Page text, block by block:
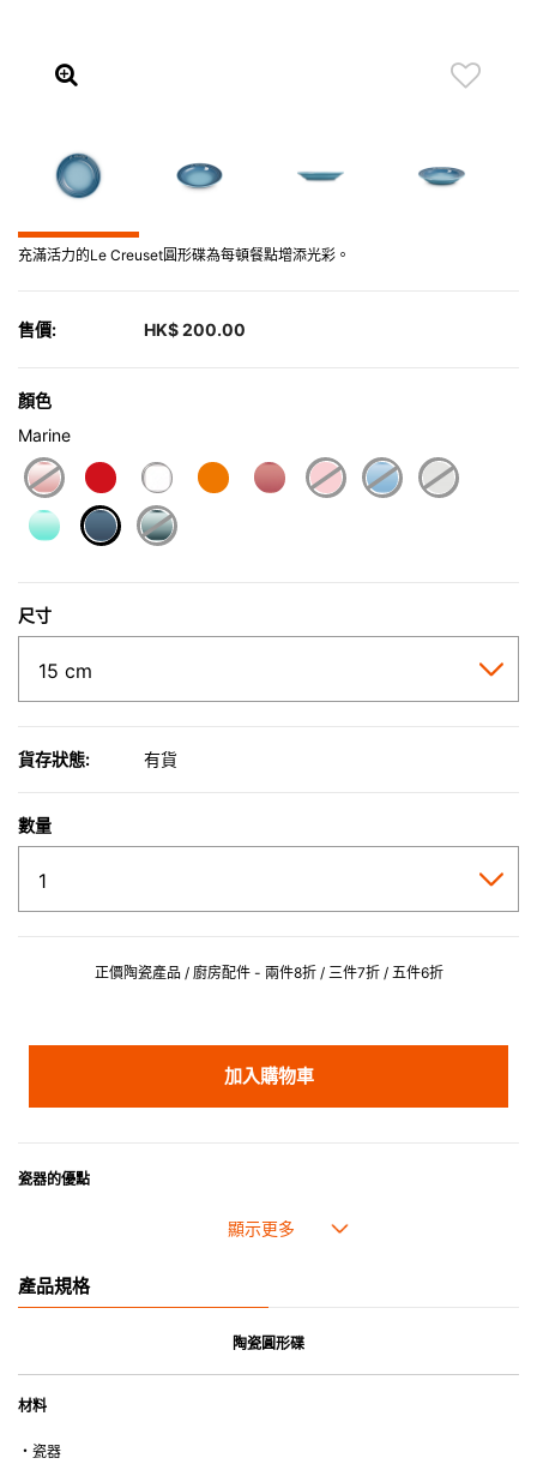
充滿活力的Le Creuset圓形碟為每頓餐點增添光彩。
售價: HK$ 200.00
顏色
Marine
尺寸
貨存狀態: 有貨
數量
正價陶瓷產品 / 廚房配件 - 兩件8折 / 三件7折 / 五件6折
加入購物車
瓷器的優點
• 耐熱性極佳，適用於微波爐，也可放入焗爐，耐熱程度高達260℃。
• 可用於洗碗機。
• 合乎食用安全的塗層表面，幾乎不黏，食物容易脫落，清洗方便。
*不可直接用於熱源上
產品規格
陶瓷圓形碟
材料
・瓷器